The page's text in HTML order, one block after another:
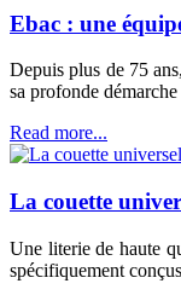
Ebac : une
Depuis plus de 75
sa profonde
Read more...
La couette
Une literie de haute
spécifiquement